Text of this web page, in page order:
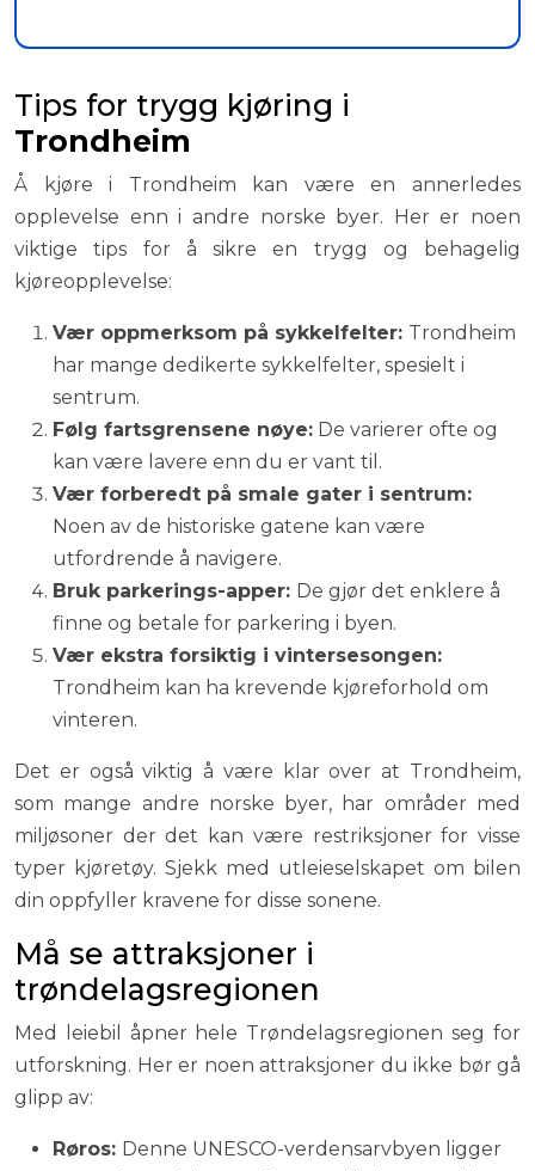
Tips for trygg kjøring i
Trondheim
Å kjøre i Trondheim kan være en annerledes
opplevelse enn i andre norske byer. Her er noen
viktige tips for å sikre en trygg og behagelig
kjøreopplevelse:
Vær oppmerksom på sykkelfelter: Trondheim
har mange dedikerte sykkelfelter, spesielt i
sentrum.
Følg fartsgrensene nøye: De varierer ofte og
kan være lavere enn du er vant til.
Vær forberedt på smale gater i sentrum:
Noen av de historiske gatene kan være
utfordrende å navigere.
Bruk parkerings-apper: De gjør det enklere å
finne og betale for parkering i byen.
Vær ekstra forsiktig i vintersesongen:
Trondheim kan ha krevende kjøreforhold om
vinteren.
Det er også viktig å være klar over at Trondheim,
som mange andre norske byer, har områder med
miljøsoner der det kan være restriksjoner for visse
typer kjøretøy. Sjekk med utleieselskapet om bilen
din oppfyller kravene for disse sonene.
Må se attraksjoner i
trøndelagsregionen
Med leiebil åpner hele Trøndelagsregionen seg for
utforskning. Her er noen attraksjoner du ikke bør gå
glipp av:
Røros: Denne UNESCO-verdensarvbyen ligger